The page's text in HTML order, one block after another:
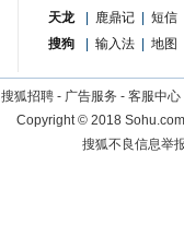
天龙
鹿鼎记
短信
搜狗
输入法 地图
搜狐招聘 - 广告服务 - 客服中心
Copyright©2018
搜狐不良信息举